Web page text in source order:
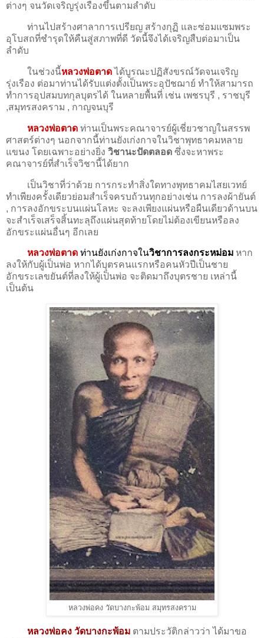
ต่างๆ จนวัดเจริญรุ่งเรืองขึ้นตามลำดับ
ท่านไปสร้างศาลาการเปรียญ สร้างกุฏิ และซ่อมแซมพระ
อุโบสถที่ชำรุดให้คืนสู่สภาพที่ดี วัดนี้จึงได้เจริญสืบต่อมาเป็น
ลำดับ
ในช่วงนี้หลวงพ่อตาดได้บูรณะปฏิสังขรณ์วัดจนเจริญ
รุ่งเรือง ต่อมาท่านได้รับแต่งตั้งเป็นพระอุปัชฌาย์ ทำให้สามารถ
ทำการอุปสมบทกุลบุตรได้ ในหลายพื้นที่ เช่น เพชรบุรี , ราชบุรี
,สมุทรสงคราม , กาญจนบุรี
หลวงพ่อตาด ท่านเป็นพระคณาจารย์ผู้เชี่ยวชาญในสรรพ
ศาสตร์ต่างๆ นอกจากนี้ท่านยังเก่งกาจในวิชาพุทธาคมหลาย
แขนง โดยเฉพาะอย่างยิ่ง วิชานะปัดตลอด ซึ่งจะหาพระ
คณาจารย์ที่สำเร็จวิชานี้ได้ยาก
เป็นวิชาที่ว่าด้วย การกระทำสิ่งใดทางพุทธาคมไสยเวทย์
ทำเพียงครั้งเดียวย่อมสำเร็จครบถ้วนทุกอย่างเช่น การลงผ้ายันต์
, การลงอักขระบนแผ่นโลหะ จะลงเพียงแผ่นหรือผืนเดียวด้านบน
จะสำเร็จเสร็จสิ้นทะลุถึงแผ่นสุดท้ายโดยไม่ต้องเขียนหรือลง
อักขระแผ่นอื่นๆ อีกเลย
หลวงพ่อตาด ท่านยังเก่งกาจในวิชาการลงกระหม่อม หาก
ลงให้กับผู้เป็นพ่อ หากได้บุตรคนแรกหรือคนหัวปีเป็นชาย
อักขระเลขยันต์ที่ลงให้ผู้เป็นพ่อ จะติดมาถึงบุตรชาย เหล่านี้
เป็นต้น
หลวงพ่อคง วัดบางกะพ้อม สมุทรสงคราม
หลวงพ่อคง วัดบางกะพ้อม ตามประวัติกล่าวว่า ได้มาขอ